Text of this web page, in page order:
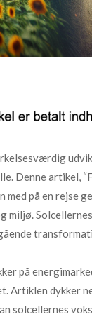
Denne artikel,
på en rejse
miljø.
på
Artiklen dykker
solcellernes